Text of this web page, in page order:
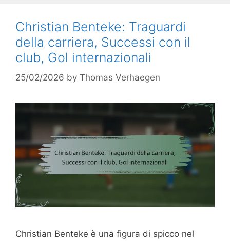
Christian Benteke: Traguardi
della carriera, Successi con il
club, Gol internazionali
25/02/2026 by Thomas Verhaegen
Christian Benteke è una figura di spicco nel